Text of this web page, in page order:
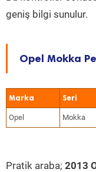
geniş bilgi sunulur.
Opel Mokka
Marka Seri
Opel Mokka
Pratik araba; 2013